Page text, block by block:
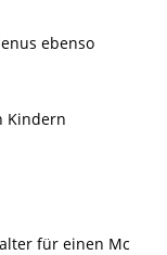
ebenso
Kindern
für einen Mc